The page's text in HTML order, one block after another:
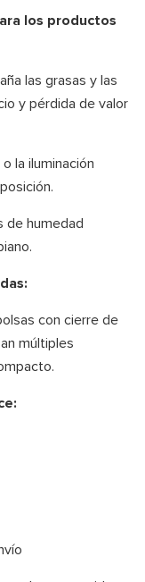
los productos
las grasas y las
y pérdida de valor
la iluminación
de humedad
con cierre de
múltiples